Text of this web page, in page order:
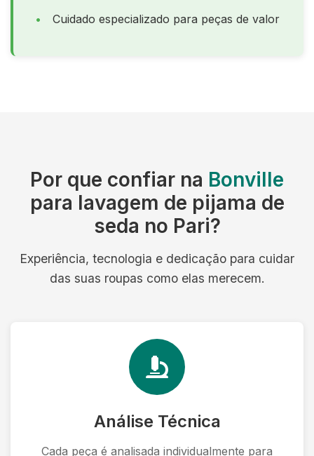
Cuidado especializado para peças de valor
Por que confiar na Bonville
para lavagem de pijama de
seda no Pari?
Experiência, tecnologia e dedicação para cuidar
das suas roupas como elas merecem.
Análise Técnica
Cada peça é analisada individualmente para